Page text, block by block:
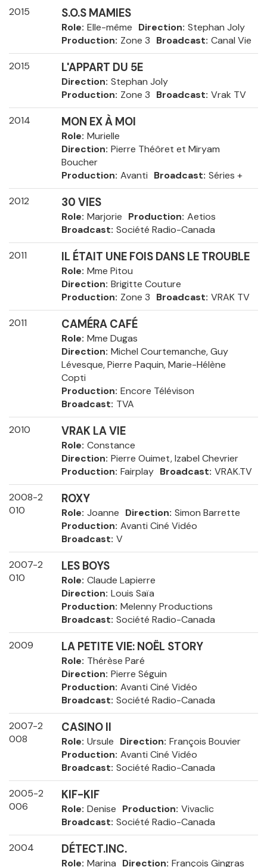
2015 S.O.S MAMIES
Role Elle-même Direction Stephan Joly
Production Zone 3 Broadcast Canal Vie
2015 L'APPART DU 5E
Direction Stephan Joly
Production Zone 3 Broadcast Vrak TV
2014 MON EX À MOI
Role Murielle
Direction Pierre Théôret et Miryam
Boucher
Production Avanti Broadcast Séries +
2012 30 VIES
Role Marjorie Production Aetios
Broadcast Société Radio-Canada
2011 IL ÉTAIT UNE FOIS DANS LE TROUBLE
Role Mme Pitou
Direction Brigitte Couture
Production Zone 3 Broadcast VRAK TV
2011 CAMÉRA CAFÉ
Role Mme Dugas
Direction Michel Courtemanche, Guy
Lévesque, Pierre Paquin, Marie-Hélène
Copti
Production Encore Télévison
Broadcast TVA
2010 VRAK LA VIE
Role Constance
Direction Pierre Ouimet, Izabel Chevrier
Production Fairplay Broadcast VRAK.TV
2008-2
010
ROXY
Role Joanne Direction Simon Barrette
Production Avanti Ciné Vidéo
Broadcast V
2007-2
010
LES BOYS
Role Claude Lapierre
Direction Louis Saïa
Production Melenny Productions
Broadcast Société Radio-Canada
2009 LA PETITE VIE: NOËL STORY
Role Thérèse Paré
Direction Pierre Séguin
Production Avanti Ciné Vidéo
Broadcast Société Radio-Canada
2007-2
008
CASINO II
Role Ursule Direction François Bouvier
Production Avanti Ciné Vidéo
Broadcast Société Radio-Canada
2005-2
006
KIF-KIF
Role Denise Production Vivaclic
Broadcast Société Radio-Canada
2004 DÉTECT.INC.
Role Marina Direction François Gingras